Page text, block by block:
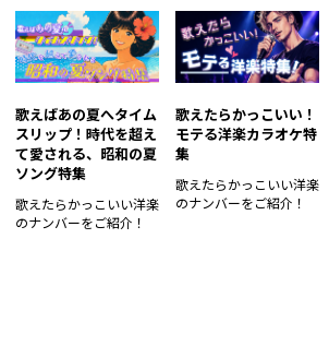
歌えばあの夏へタイム
スリップ！時代を超え
て愛される、昭和の夏
ソング特集
歌えたらかっこいい洋楽
のナンバーをご紹介！
歌えたらかっこいい！
モテる洋楽カラオケ特
集
歌えたらかっこいい洋楽
のナンバーをご紹介！